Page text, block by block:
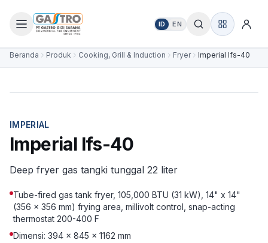
ID EN
Beranda Produk Cooking, Grill & Induction Fryer Imperial Ifs-40
IMPERIAL
Imperial Ifs-40
Deep fryer gas tangki tunggal 22 liter
Tube-fired gas tank fryer, 105,000 BTU (31 kW), 14" x 14"
(356 x 356 mm) frying area, millivolt control, snap-acting
thermostat 200-400 F
Dimensi: 394 x 845 x 1162 mm